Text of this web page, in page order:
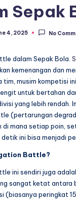
Sepak
4, 2025 No
dalam Sepak Bola.
kemenangan dan
tim, musim kompetisi
untuk bertahan
yang lebih rendah.
(pertarungan
di mana setiap poin,
ini bisa menjadi
Battle?
ini sendiri juga
sangat ketat antara
(biasanya peringkat